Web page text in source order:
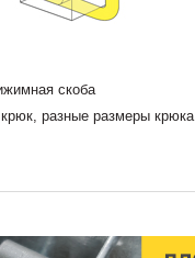
скоба
разные размеры крюка